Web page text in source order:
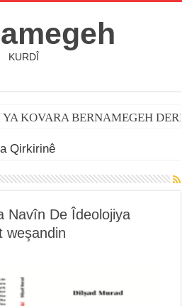
KURDÎ
KOVARA BERNAMEGEH
Qirkirinê
Navîn De Îdeolojiya
weşandin